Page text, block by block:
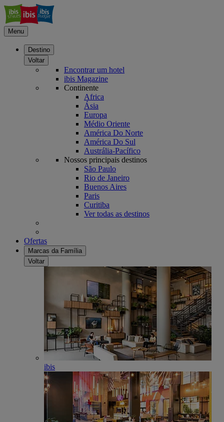
Menu
Destino
Voltar
Encontrar um hotel
ibis Magazine
Continente
Africa
Ásia
Europa
Médio Oriente
América Do Norte
América Do Sul
Austrália-Pacífico
Nossos principais destinos
São Paulo
Rio de Janeiro
Buenos Aires
Paris
Curitiba
Ver todas as destinos
Ofertas
Marcas da Família
Voltar
ibis